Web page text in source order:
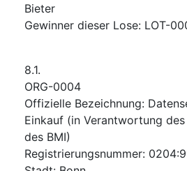
Bieter
Gewinner dieser Lose: LOT-
8.1.
ORG-0004
Offizielle Bezeichnung:
Einkauf (in Verantwortung
des BMI)
Registrierungsnummer: